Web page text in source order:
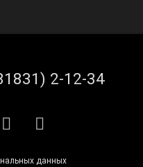
2-12-34
ВКонтакте
Telegram
данных